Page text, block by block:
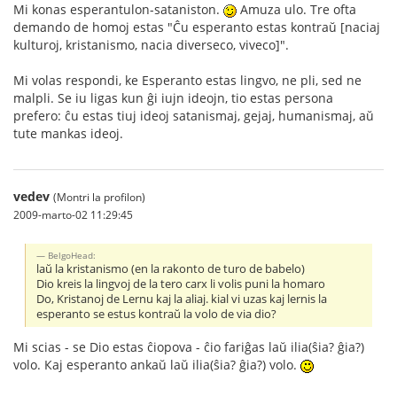
Mi konas esperantulon-sataniston.
Amuza ulo. Tre ofta
demando de homoj estas "Ĉu esperanto estas kontraŭ [naciaj
kulturoj, kristanismo, nacia diverseco, viveco]".
Mi volas respondi, ke Esperanto estas lingvo, ne pli, sed ne
malpli. Se iu ligas kun ĝi iujn ideojn, tio estas persona
prefero: ĉu estas tiuj ideoj satanismaj, gejaj, humanismaj, aŭ
tute mankas ideoj.
vedev (Montri la profilon)
2009-marto-02 11:29:45
BelgoHead:
laŭ la kristanismo (en la rakonto de turo de babelo)
Dio kreis la lingvoj de la tero carx li volis puni la homaro
Do, Kristanoj de Lernu kaj la aliaj. kial vi uzas kaj lernis la
esperanto se estus kontraŭ la volo de via dio?
Mi scias - se Dio estas ĉiopova - ĉio fariĝas laŭ ilia(ŝia? ĝia?)
volo. Каj esperanto ankaŭ laŭ ilia(ŝia? ĝia?) volo.